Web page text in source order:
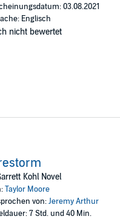
an elite undercover officer
and outgunned, Kohl
will find out the hard way
03.08.2021
Englisch
nicht bewertet
Kohl Novel
Taylor Moore
von:Jeremy Arthur
7 Std. und 40 Min.